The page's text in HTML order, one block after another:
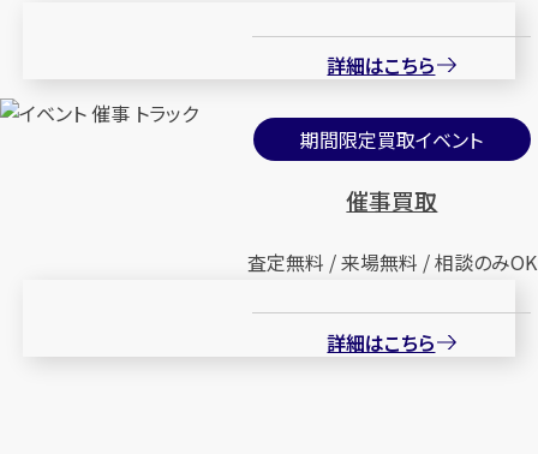
詳細はこちら
期間限定買取イベント
催事買取
査定無料 / 来場無料 / 相談のみOK
詳細はこちら